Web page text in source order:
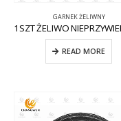
GARNEK ŻELIWNY
READ MORE